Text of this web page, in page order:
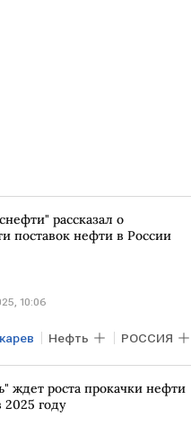
рассказал о
поставок нефти в России
10:06
Нефть РОССИЯ
САНКТ-ПЕТЕРБУРГ
РЖД
ждет роста прокачки нефти
году